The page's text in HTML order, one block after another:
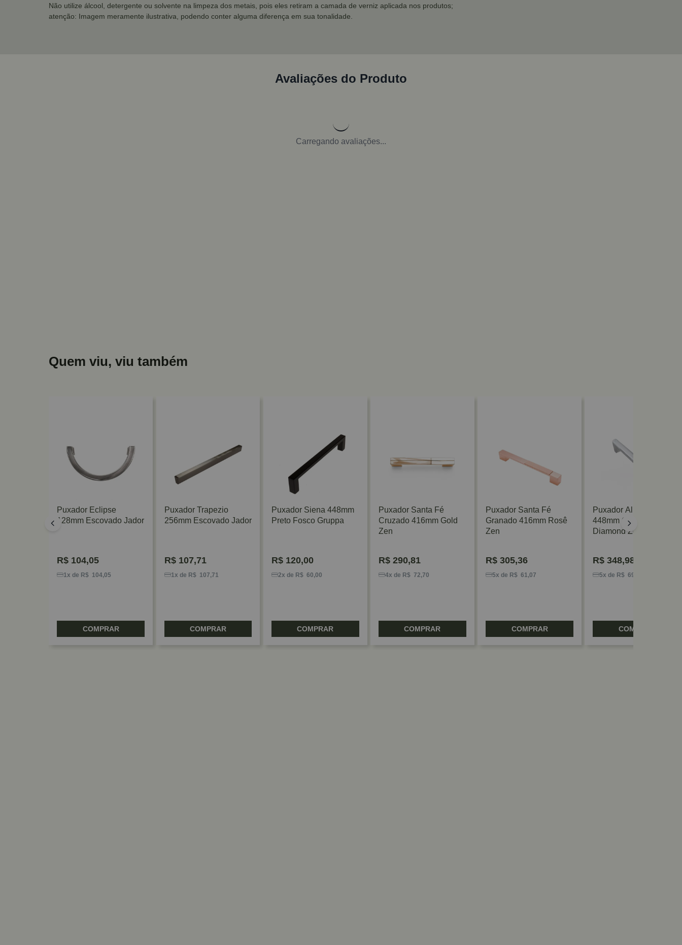
Não utilize álcool, detergente ou solvente na limpeza dos metais, pois eles retiram a camada de verniz aplicada nos produtos;
atenção: Imagem meramente ilustrativa, podendo conter alguma diferença em sua tonalidade.
Avaliações do Produto
Carregando avaliações...
Quem viu, viu também
Puxador Eclipse
128mm Escovado Jador
R$ 104,05
1x de R$ 104,05
COMPRAR
Puxador Trapezio
256mm Escovado Jador
R$107,71
1x de R$ 107,71
COMPRAR
Puxador Siena 448mm
Preto Fosco Gruppa
R$120,00
2x de R$ 60,00
COMPRAR
Puxador Santa Fé
Cruzado 416mm Gold
Zen
R$290,81
4x de R$ 72,70
COMPRAR
Puxador Santa Fé
Granado 416mm Rosê
Zen
R$ 305,36
5x de R$ 61,07
COMPRAR
Puxador Allen Liso
448mm Cromado Com
Diamond Zen
R$ 348,98
5x de R$ 69,79
COMPRAR